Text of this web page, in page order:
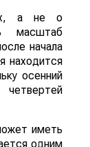
а не о
масштаб
начала
находится
осенний
иметь
одним